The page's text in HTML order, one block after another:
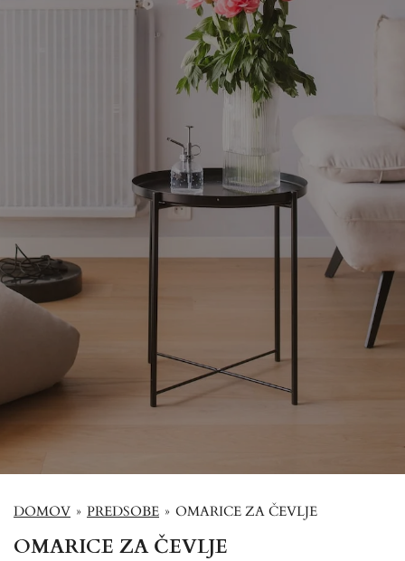
DOMOV » PREDSOBE » OMARICE ZA ČEVLJE
OMARICE ZA ČEVLJE